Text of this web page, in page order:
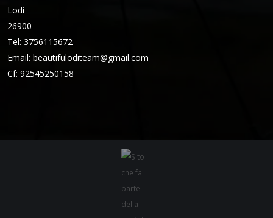
Lodi
26900
Tel: 3756115672
Email: beautifuloditeam@gmail.com
Cf: 92545250158